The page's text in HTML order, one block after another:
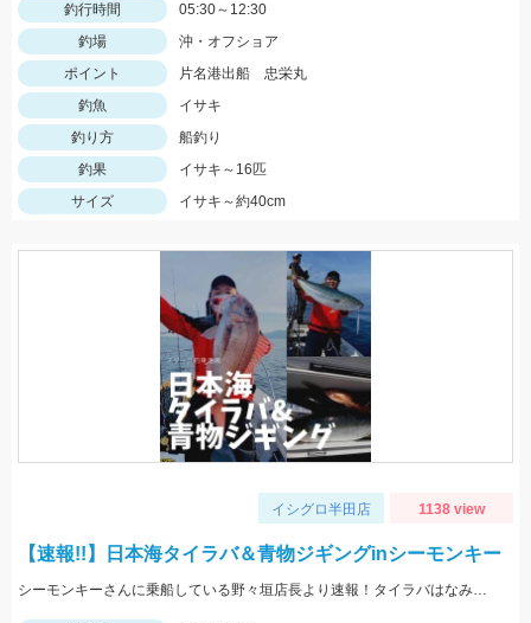
釣行時間
05:30～12:30
釣場
沖・オフショア
ポイント
片名港出船 忠栄丸
釣魚
イサキ
釣り方
船釣り
釣果
イサキ～16匹
サイズ
イサキ～約40cm
イシグロ半田店 1138 view
【速報!!】日本海タイラバ＆青物ジギングinシーモンキー
シーモンキーさんに乗船している野々垣店長より速報！タイラバはなみだま！ジグはブリードジグが絶好調！